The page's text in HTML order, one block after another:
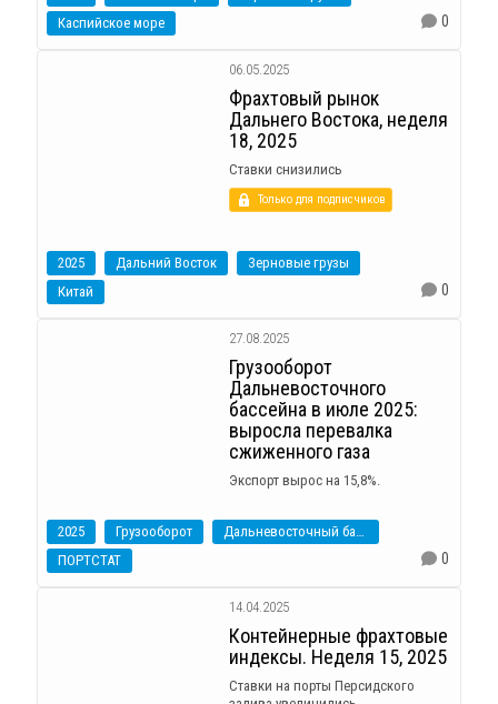
Каспийское море
0
06.05.2025
Фрахтовый рынок
Дальнего Востока, неделя
18, 2025
Ставки снизились
Только для подписчиков
2025 Дальний Восток
Зерновые грузы
Китай
0
27.08.2025
Грузооборот
Дальневосточного
бассейна в июле 2025:
выросла перевалка
сжиженного газа
Экспорт вырос на 15,8%.
2025 Грузооборот
ПОРТСТАТ
0
14.04.2025
Контейнерные фрахтовые
индексы. Неделя 15, 2025
Ставки на порты Персидского